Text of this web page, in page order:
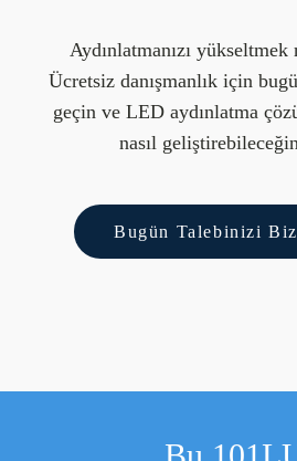
Aydınlatmanızı
Ücretsiz danışmanlık için
geçin ve LED aydınlatma
nasıl
Bugün Talebinizi